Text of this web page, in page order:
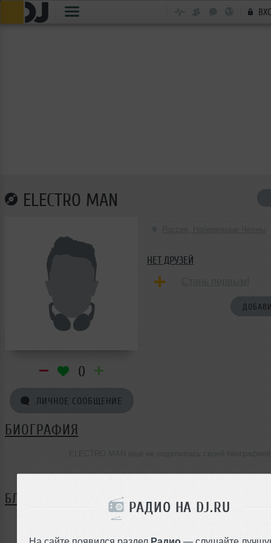
РАДИО НА DJ.RU
На сайте появился раздел Радио — слушайте
ELECTRO MAN
0
ЛИЧНОЕ СООБЩЕНИЕ
НЕТ ДРУЗЕЙ
БИОГРАФИЯ
БЛОГ